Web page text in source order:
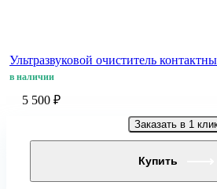
Ультразвуковой очиститель
в наличии
5 500 ₽
Заказать в 1